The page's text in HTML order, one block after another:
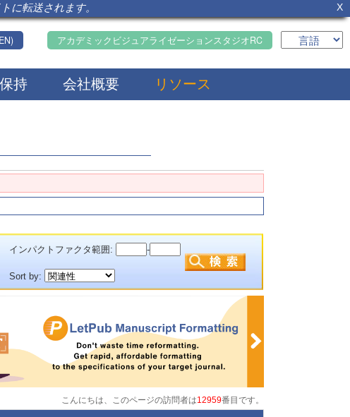
X
に転送されます。
アカデミックビジュアライゼーションスタジオRC
持 会社概要 リソース
インパクトファクタ範囲: -
Sort by:
こんにちは、このページの訪問者は12959番目です。